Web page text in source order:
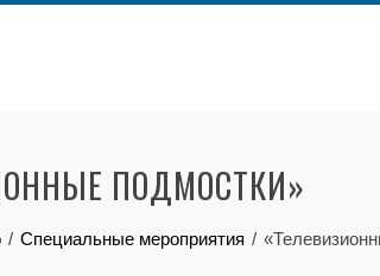
ПОДМОСТКИ»
Специальные мероприятия